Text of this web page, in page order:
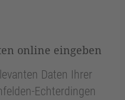
online eingeben
Daten Ihrer
Echterdingen